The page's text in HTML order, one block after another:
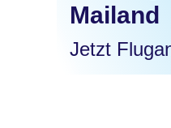
Mailand
Jetzt